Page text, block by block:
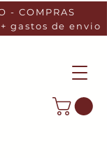
- COMPRAS
+ gastos de envio